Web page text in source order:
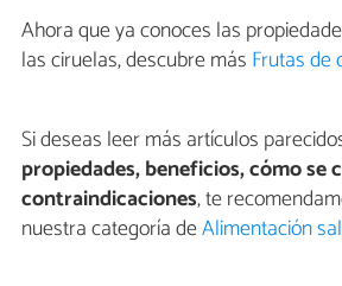
Ahora que ya conoces las
las ciruelas, descubre más Frutas de
Si deseas leer más artículos
propiedades, beneficios, cómo se
contraindicaciones, te
nuestra categoría deAlimentación